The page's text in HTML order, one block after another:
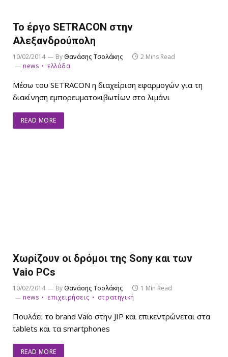
Το έργο SETRACON στην
Αλεξανδρούπολη
10/02/2014 ByΘανάσης Τσολάκης
2 Mins Read
news
ελλάδα
Μέσω του SETRACON η διαχείριση εφαρμογών για τη
διακίνηση εμπορευματοκιβωτίων στο λιμάνι
READ MORE
Χωρίζουν οι δρόμοι της Sony και των
Vaio PCs
10/02/2014 ByΘανάσης Τσολάκης
1 Min Read
news
επιχειρήσεις στρατηγική
Πουλάει το brand Vaio στην JIP και επικεντρώνεται στα
tablets και τα smartphones
READ MORE